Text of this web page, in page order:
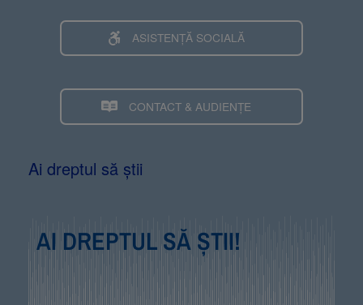
ASISTENȚĂ SOCIALĂ
CONTACT & AUDIENȚE
Ai dreptul să știi
AI DREPTUL SĂ ȘTII!